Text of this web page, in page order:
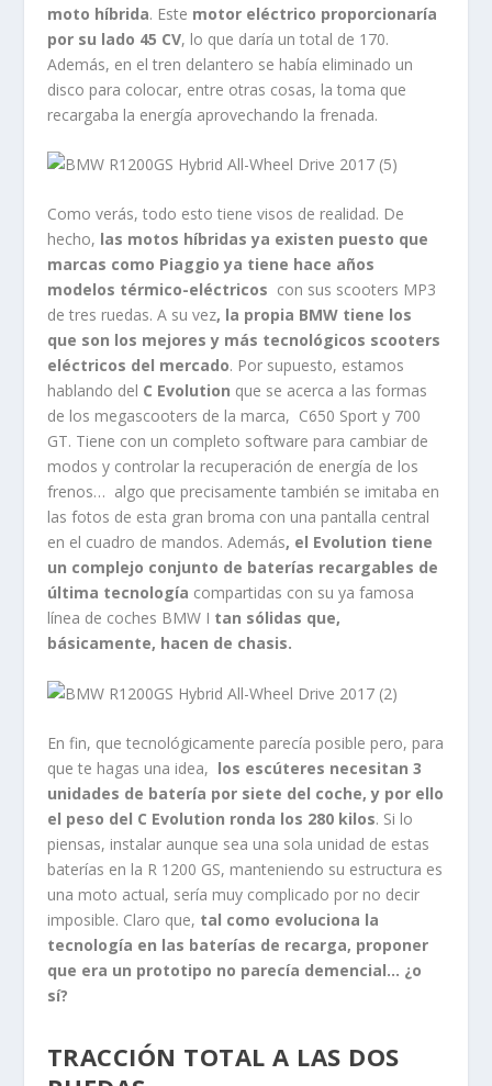
moto híbrida. Este motor eléctrico proporcionaría
por su lado 45 CV, lo que daría un total de 170.
Además, en el tren delantero se había eliminado un
disco para colocar, entre otras cosas, la toma que
recargaba la energía aprovechando la frenada.
Como verás, todo esto tiene visos de realidad. De
hecho, las motos híbridas ya existen puesto que
marcas como Piaggio ya tiene hace años
modelos térmico-eléctricos con sus scooters MP3
de tres ruedas. A su vez, la propia BMW tiene los
que son los mejores y más tecnológicos scooters
eléctricos del mercado. Por supuesto, estamos
hablando del C Evolution que se acerca a las formas
de los megascooters de la marca, C650 Sport y 700
GT. Tiene con un completo software para cambiar de
modos y controlar la recuperación de energía de los
frenos… algo que precisamente también se imitaba en
las fotos de esta gran broma con una pantalla central
en el cuadro de mandos. Además, el Evolution tiene
un complejo conjunto de baterías recargables de
última tecnología compartidas con su ya famosa
línea de coches BMW I tan sólidas que,
básicamente, hacen de chasis.
En fin, que tecnológicamente parecía posible pero, para
que te hagas una idea, los escúteres necesitan 3
unidades de batería por siete del coche, y por ello
el peso del C Evolution ronda los 280 kilos. Si lo
piensas, instalar aunque sea una sola unidad de estas
baterías en la R 1200 GS, manteniendo su estructura es
una moto actual, sería muy complicado por no decir
imposible. Claro que, tal como evoluciona la
tecnología en las baterías de recarga, proponer
que era un prototipo no parecía demencial… ¿o
sí?
TRACCIÓN TOTAL A LAS DOS